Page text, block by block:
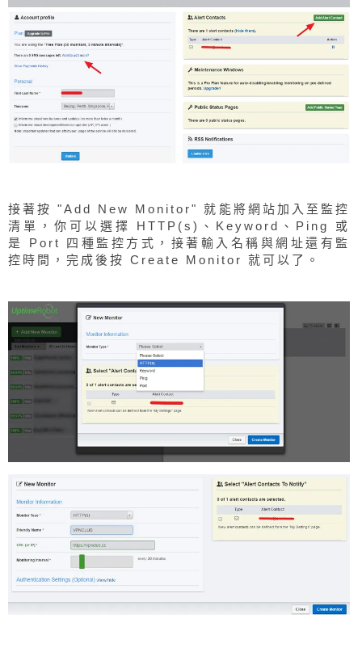
接著按 "Add New Monitor" 就能將網站加入至監控
清單，你可以選擇 HTTP(s)、Keyword、Ping 或
是 Port 四種監控方式，接著輸入名稱與網址還有監
控時間，完成後按 Create Monitor 就可以了。